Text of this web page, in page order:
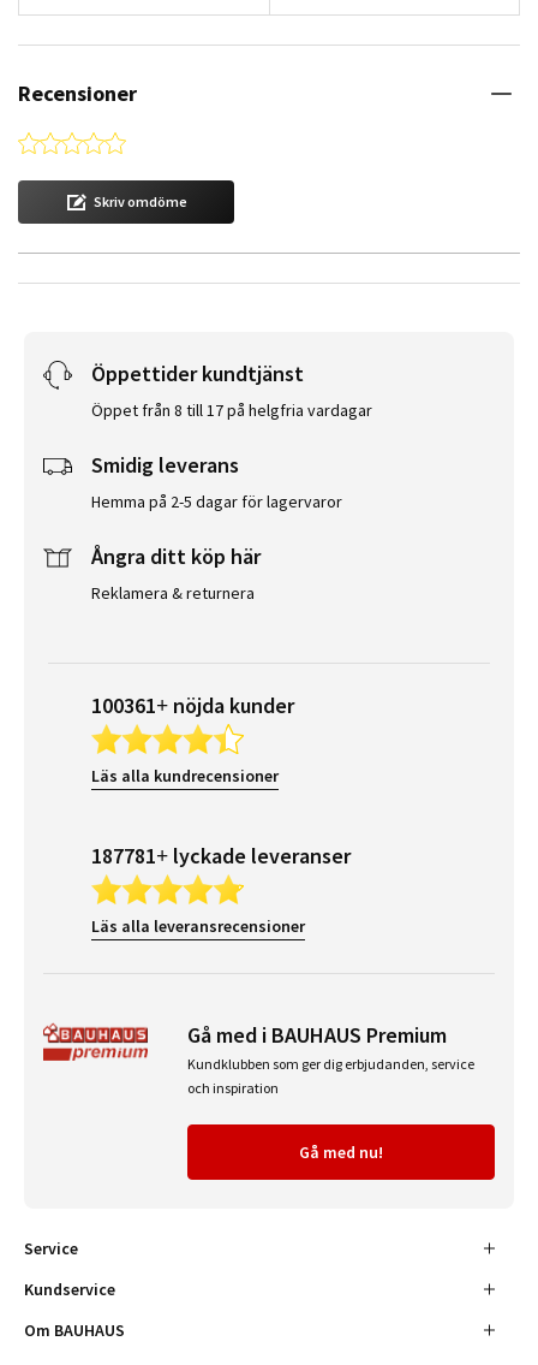
Recensioner
0.0 star rating
Skriv omdöme
Öppettider kundtjänst
Öppet från 8 till 17 på helgfria vardagar
Smidig leverans
Hemma på 2-5 dagar för lagervaror
Ångra ditt köp här
Reklamera & returnera
100361+ nöjda kunder
Läs alla kundrecensioner
187781+ lyckade leveranser
Läs alla leveransrecensioner
Gå med i BAUHAUS Premium
Kundklubben som ger dig erbjudanden, service
och inspiration
Gå med nu!
Service
Kundservice
Om BAUHAUS